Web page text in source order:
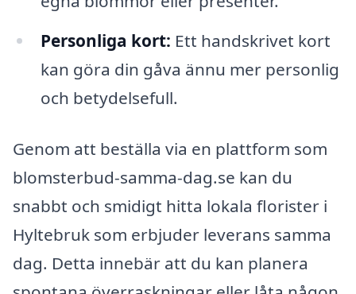
Personliga kort: Ett handskrivet kort
kan göra din gåva ännu mer personlig
och betydelsefull.
Genom att beställa via en plattform som
blomsterbud-samma-dag.se kan du
snabbt och smidigt hitta lokala florister i
Hyltebruk som erbjuder leverans samma
dag. Detta innebär att du kan planera